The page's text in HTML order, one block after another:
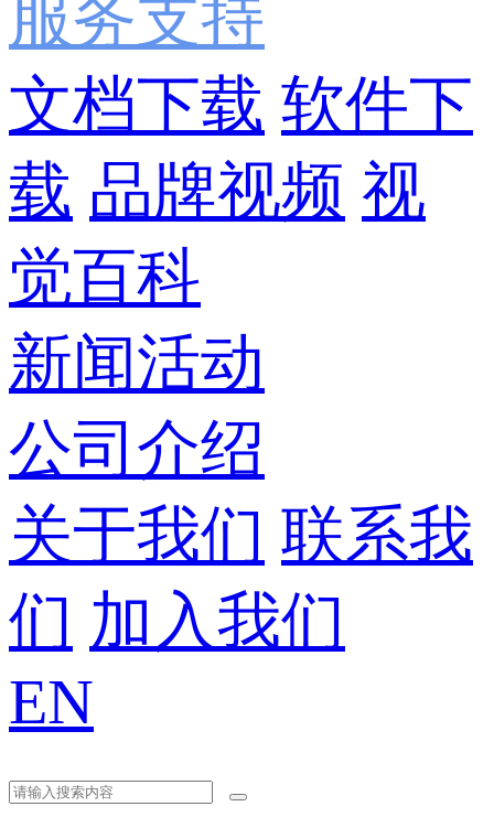
服务支持
文档下载 软件下
载 品牌视频 视
觉百科
新闻活动
公司介绍
关于我们 联系我
们 加入我们
EN